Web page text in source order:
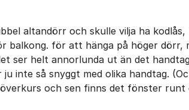
altandörr och skulle vilja ha kodlås,
balkong. för att hänga på höger dörr,
ser helt annorlunda ut än det
inte så snyggt med olika handtag.
och sen finns det fönster runt